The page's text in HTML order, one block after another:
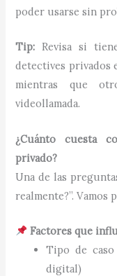
poder usarse sin
Tip: Revisa si
detectives privados
mientras que
videollamada.
¿Cuánto cuesta
privado?
Una de las
realmente?”. Vamos
Factores que
Tipo de caso
digital)